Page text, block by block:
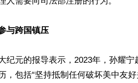
与跨国镇压
纪元的报导表示，2023年，孙耀
，包括“坚持抵制任何破坏美中友